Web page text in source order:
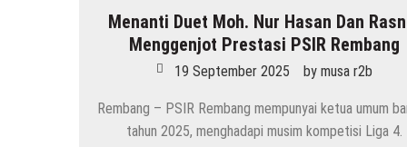
HEADLINE
Jumlah Pasien Dugaan Keracunan MBG
8 Agustus 2026 bymusa r2b
HEADLINE
Kenapa Belum Boleh Digunakan, Lapangan
Menanti Duet Moh. Nur Hasan Dan
Menggenjot Prestasi PSIR Rembang
19 September 2025 by musa r2b
Rembang – PSIR Rembang mempunyai ketua umum
tahun 2025, menghadapi musim kompetisi Liga 4.